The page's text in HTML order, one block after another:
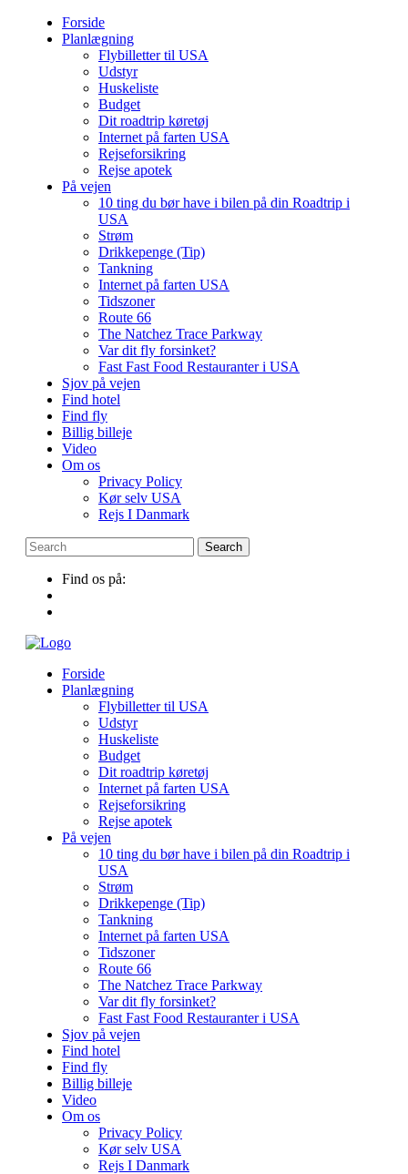
Forside
Planlægning
Flybilletter til USA
Udstyr
Huskeliste
Budget
Dit roadtrip køretøj
Internet på farten USA
Rejseforsikring
Rejse apotek
På vejen
10 ting du bør have i bilen på din Roadtrip i
USA
Strøm
Drikkepenge (Tip)
Tankning
Internet på farten USA
Tidszoner
Route 66
The Natchez Trace Parkway
Var dit fly forsinket?
Fast Fast Food Restauranter i USA
Sjov på vejen
Find hotel
Find fly
Billig billeje
Video
Om os
Privacy Policy
Kør selv USA
Rejs I Danmark
Find os på:
Forside
Planlægning
Flybilletter til USA
Udstyr
Huskeliste
Budget
Dit roadtrip køretøj
Internet på farten USA
Rejseforsikring
Rejse apotek
På vejen
10 ting du bør have i bilen på din Roadtrip i
USA
Strøm
Drikkepenge (Tip)
Tankning
Internet på farten USA
Tidszoner
Route 66
The Natchez Trace Parkway
Var dit fly forsinket?
Fast Fast Food Restauranter i USA
Sjov på vejen
Find hotel
Find fly
Billig billeje
Video
Om os
Privacy Policy
Kør selv USA
Rejs I Danmark